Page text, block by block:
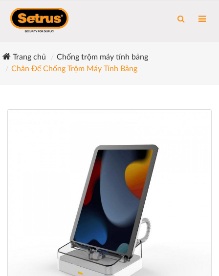
Trang chủ
Chống trộm máy tính bảng
Chân Đế Chống Trộm Máy Tính Bảng